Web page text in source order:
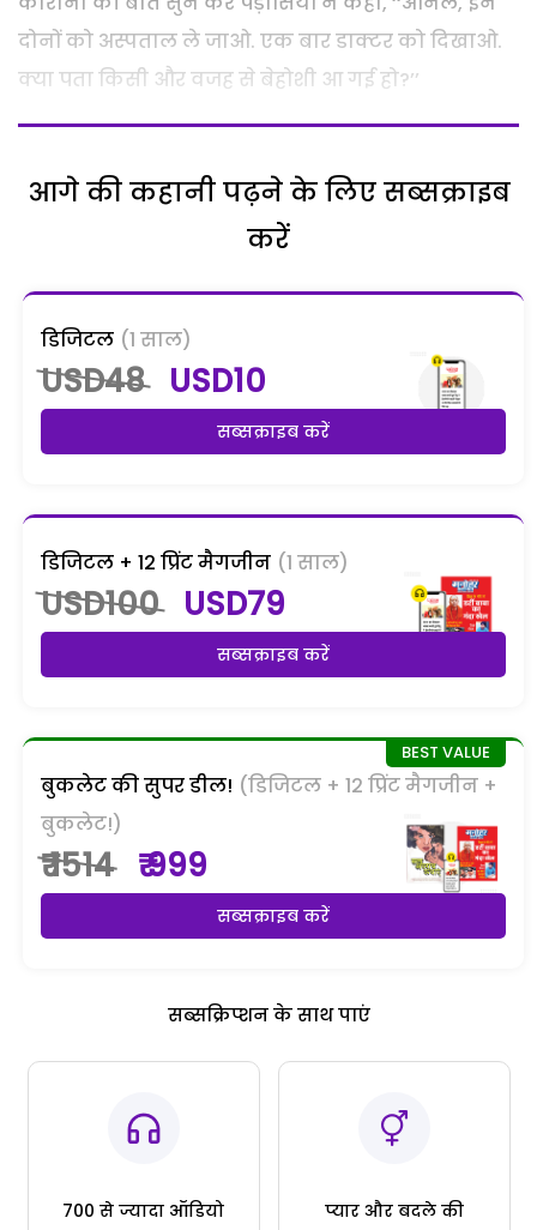
दोनों को अस्पताल ले जाओ. एक बार डाक्टर को दिखाओ.
क्या पता किसी और वजह से बेहोशी आ गई हो?’’
आगे की कहानी पढ़ने के लिए सब्सक्राइब
करें
डिजिटल (1 साल)
USD48 USD10
सब्सक्राइब करें
डिजिटल + 12 प्रिंट मैगजीन (1 साल)
USD100 USD79
सब्सक्राइब करें
बुकलेट की सुपर डील! (डिजिटल + 12 प्रिंट मैगजीन +
बुकलेट!)
₹ 1514 ₹ 999
सब्सक्राइब करें
सब्सक्रिप्शन के साथ पाएं
700 से ज्यादा ऑडियो
प्यार और बदले की